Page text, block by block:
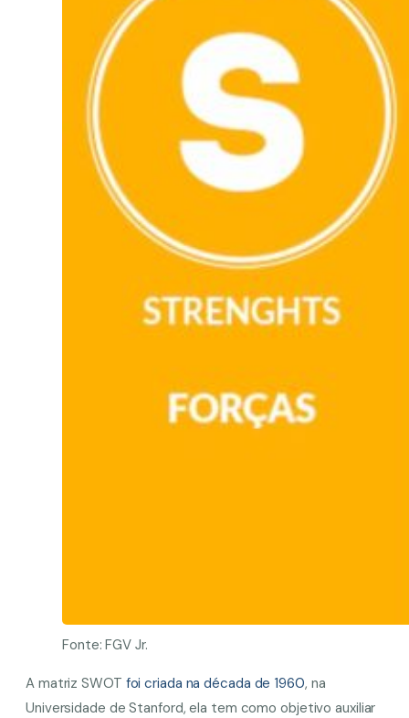
Fonte: FGV Jr.
A matriz SWOT foi criada na década de 1960, na
Universidade de Stanford, ela tem como objetivo auxiliar